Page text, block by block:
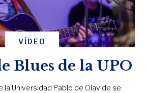
VÍDEO
Blues de la UPO
la Universidad Pablo de Olavide se